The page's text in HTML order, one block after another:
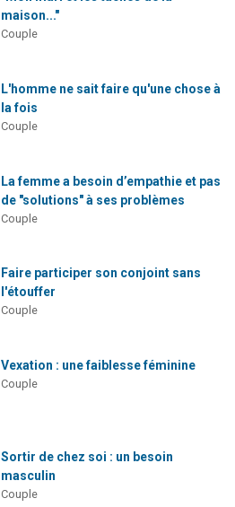
maison..."
Couple
L'homme ne sait faire qu'une chose à
la fois
Couple
La femme a besoin d’empathie et pas
de "solutions" à ses problèmes
Couple
Faire participer son conjoint sans
l'étouffer
Couple
Vexation : une faiblesse féminine
Couple
Sortir de chez soi : un besoin
masculin
Couple